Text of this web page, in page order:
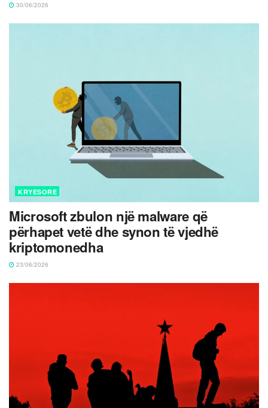
30/06/2026
KRYESORE
Microsoft zbulon një malware që
përhapet vetë dhe synon të vjedhë
kriptomonedha
23/06/2026